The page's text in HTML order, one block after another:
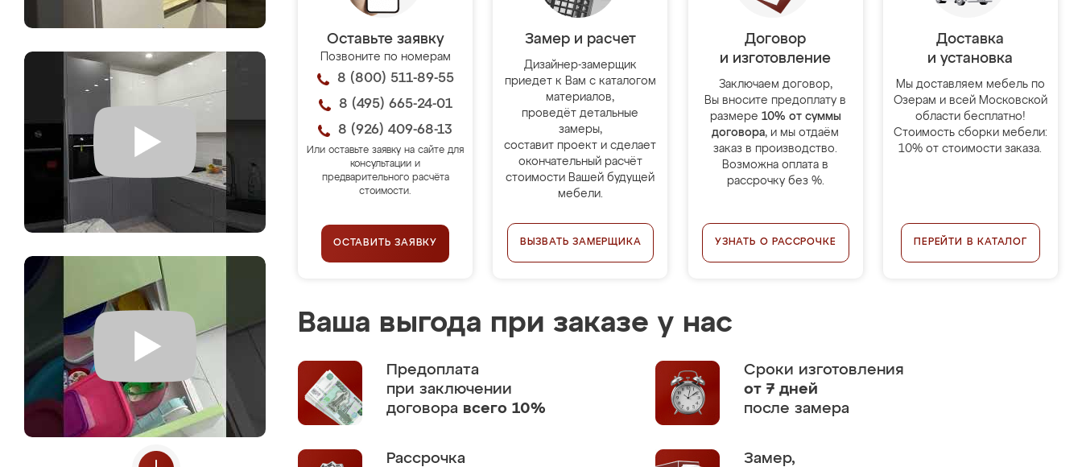
Оставьте заявку
Позвоните по номерам
8 (800) 511-89-55
8 (495) 665-24-01
8 (926) 409-68-13
Или оставьте заявку на сайте для
консультации и
предварительного расчёта
стоимости.
ОСТАВИТЬ ЗАЯВКУ
Замер и расчет
Дизайнер-замерщик
приедет к Вам с каталогом
материалов,
проведёт детальные
замеры,
составит проект и сделает
окончательный расчёт
стоимости Вашей будущей
мебели.
ВЫЗВАТЬ ЗАМЕРЩИКА
Договор
и изготовление
Заключаем договор,
Вы вносите предоплату в
размере 10% от суммы
договора, и мы отдаём
заказ в производство.
Возможна оплата в
рассрочку без %.
УЗНАТЬ О РАССРОЧКЕ
Доставка
и установка
Мы доставляем мебель по
Озерам и всей Московской
области бесплатно!
Стоимость сборки мебели:
10% от стоимости заказа.
ПЕРЕЙТИ В КАТАЛОГ
Ваша выгода при заказе у нас
Предоплата
при заключении
договора всего 10%
Сроки изготовления
от 7 дней
после замера
Рассрочка
Замер,